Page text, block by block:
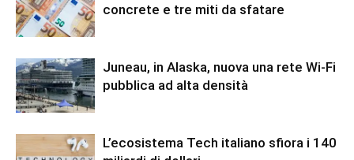
concrete e tre miti da sfatare
Juneau, in Alaska, nuova una rete Wi-Fi
pubblica ad alta densità
L’ecosistema Tech italiano sfiora i 140